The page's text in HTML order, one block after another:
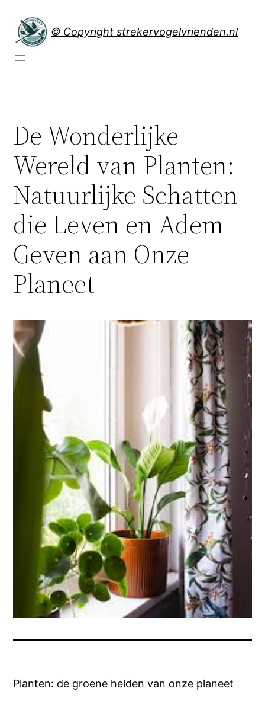
naar
inhoud
© Copyright strekervogelvrienden.nl
De Wonderlijke
Wereld van Planten:
Natuurlijke Schatten
die Leven en Adem
Geven aan Onze
Planeet
Planten: de groene helden van onze planeet